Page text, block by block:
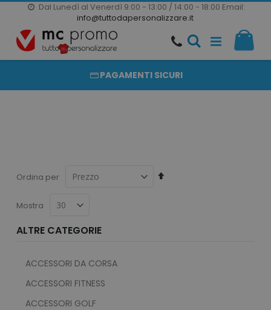
Dal Lunedì al Venerdì 9:00 - 13:00 / 14:00 - 18:00 Email:
info@tuttodapersonalizzare.it
Salta
al
contenuto
20000 PRODOTTI
PRODOTTI COMPLETAMENTE PERSONALIZZABILI
PAGAMENTI SICURI
Ordina per
Mostra
ALTRE CATEGORIE
ACCESSORI DA CORSA
ACCESSORI FITNESS
ACCESSORI GOLF